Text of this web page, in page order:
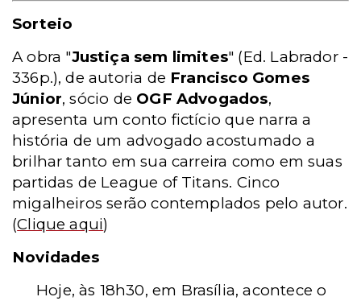
Sorteio
A obra "Justiça sem limites" (Ed. Labrador -
336p.), de autoria de Francisco Gomes
Júnior, sócio de OGF Advogados,
apresenta um conto fictício que narra a
história de um advogado acostumado a
brilhar tanto em sua carreira como em suas
partidas de League of Titans. Cinco
migalheiros serão contemplados pelo autor.
(Clique aqui)
Novidades
Hoje, às 18h30, em Brasília, acontece o